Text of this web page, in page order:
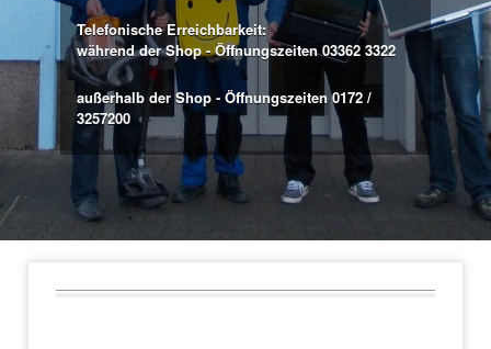
Telefonische Erreichbarkeit:
während der Shop - Öffnungszeiten 03362 3322
außerhalb der Shop - Öffnungszeiten 0172 /
3257200